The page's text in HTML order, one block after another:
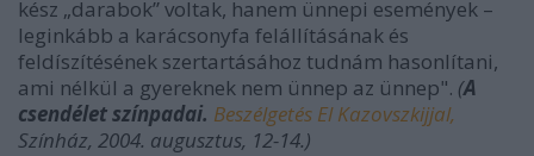
kész „darabok” voltak, hanem ünnepi események –
leginkább a karácsonyfa felállításának és
feldíszítésének szertartásához tudnám hasonlítani,
ami nélkül a gyereknek nem ünnep az ünnep". (A
csendélet színpadai. Beszélgetés El Kazovszkijjal,
Színház, 2004. augusztus, 12-14.)